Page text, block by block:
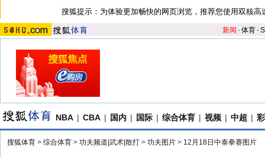
搜狐提示：为体验更加畅快的网页浏览，推荐您使用双核高
新闻 -体育-S
NBA | CBA | 国内 | 国际 | 综合体育 | 视频 | 中超 |
搜狐体育 > 综合体育 > 功夫频道|武术|散打 > 功夫图片 > 12月18日中泰拳赛图片